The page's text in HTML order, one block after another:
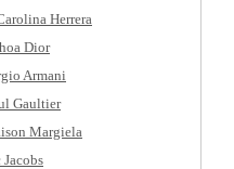
Herrera
Dior
Armani
Gaultier
Margiela